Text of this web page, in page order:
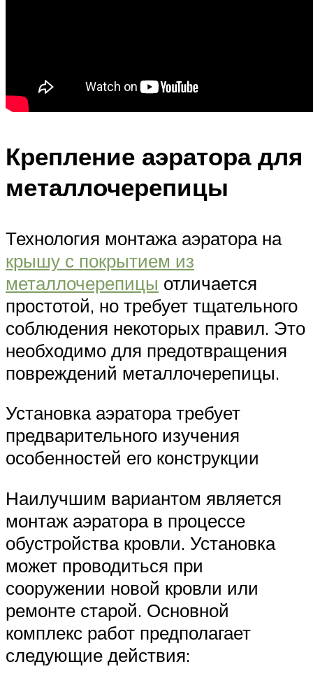
Крепление аэратора для
металлочерепицы
Технология монтажа аэратора на
крышу с покрытием из
металлочерепицы отличается
простотой, но требует тщательного
соблюдения некоторых правил. Это
необходимо для предотвращения
повреждений металлочерепицы.
Установка аэратора требует
предварительного изучения
особенностей его конструкции
Наилучшим вариантом является
монтаж аэратора в процессе
обустройства кровли. Установка
может проводиться при
сооружении новой кровли или
ремонте старой. Основной
комплекс работ предполагает
следующие действия: